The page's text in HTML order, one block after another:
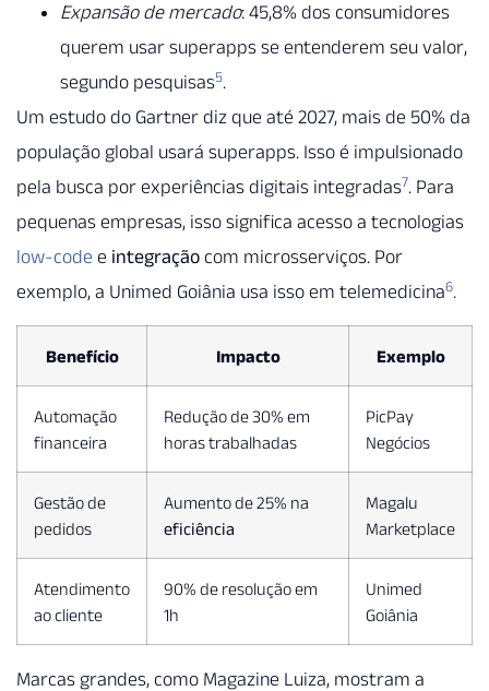
Expansão de mercado: 45,8% dos consumidores
querem usar superapps se entenderem seu valor,
segundo pesquisas5.
Um estudo do Gartner diz que até 2027, mais de 50% da
população global usará superapps. Isso é impulsionado
pela busca por experiências digitais integradas7. Para
pequenas empresas, isso significa acesso a tecnologias
low-code e integração com microsserviços. Por
exemplo, a Unimed Goiânia usa isso em telemedicina6.
Benefício Impacto Exemplo
Automação
financeira
Redução de 30% em
horas trabalhadas
PicPay
Negócios
Gestão de
pedidos
Aumento de 25% na
eficiência
Magalu
Marketplace
Atendimento
ao cliente
90% de resolução em
1h
Unimed
Goiânia
Marcas grandes, como Magazine Luiza, mostram a